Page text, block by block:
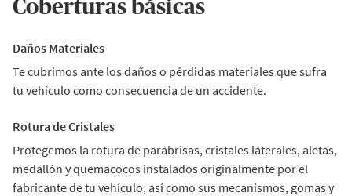
Coberturas básicas
Daños Materiales
Te cubrimos ante los daños o pérdidas materiales que sufra
tu vehículo como consecuencia de un accidente.
Rotura de Cristales
Protegemos la rotura de parabrisas, cristales laterales, aletas,
medallón y quemacocos instalados originalmente por el
fabricante de tu vehículo, así como sus mecanismos, gomas y